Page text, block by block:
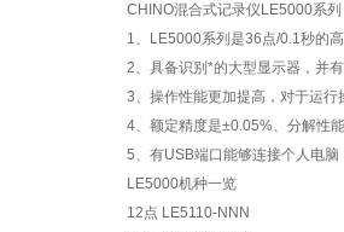
CHINO混合式记录仪LE5000系列
1、LE5000系列是36点/0.1秒的
2、具备识别*的大型显示器，并
3、操作性能更加提高，对于运
4、额定精度是±0.05%、分解性
5、有USB端口能够连接个人电
LE5000机种一览
12点 LE5110-NNN